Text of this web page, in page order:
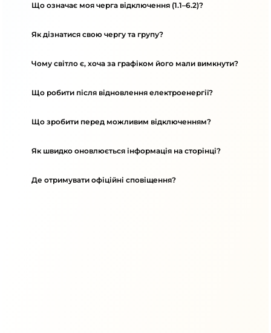
Що означає моя черга відключення (1.1–6.2)?
Як дізнатися свою чергу та групу?
Чому світло є, хоча за графіком його мали вимкнути?
Що робити після відновлення електроенергії?
Що зробити перед можливим відключенням?
Як швидко оновлюється інформація на сторінці?
Де отримувати офіційні сповіщення?